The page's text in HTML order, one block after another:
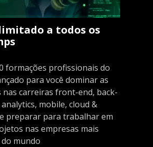
a todos os
formações profissionais do
para você dominar as
nas carreiras front-end, back-
mobile, cloud &
preparar para trabalhar em
nas empresas mais
mundo